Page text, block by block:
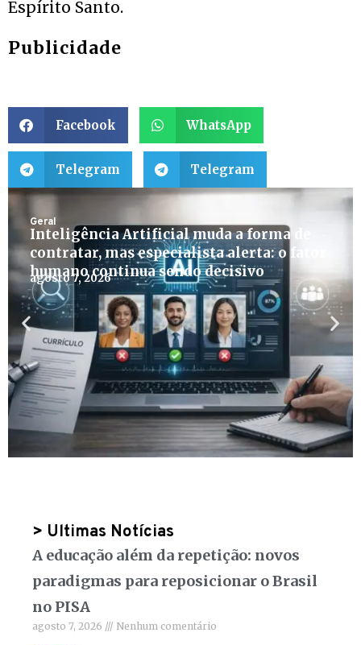
Espírito Santo.
Publicidade
Facebook WhatsApp
Telegram Telegram
Geral
Inteligência Artificial muda a forma de
contratar, mas especialista alerta: o fator
humano continua sendo decisivo
agosto 7, 2026
> Ultimas Notícias
A educação além da repetição: novos
paradigmas para reposicionar o Brasil
no PISA
agosto 7, 2026 Nenhum comentário